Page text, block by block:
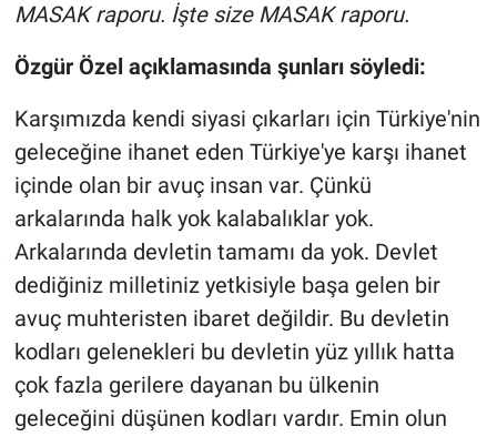
MASAK raporu. İşte size MASAK raporu.
Özgür Özel açıklamasında şunları söyledi:
Karşımızda kendi siyasi çıkarları için Türkiye'nin
geleceğine ihanet eden Türkiye'ye karşı ihanet
içinde olan bir avuç insan var. Çünkü
arkalarında halk yok kalabalıklar yok.
Arkalarında devletin tamamı da yok. Devlet
dediğiniz milletiniz yetkisiyle başa gelen bir
avuç muhteristen ibaret değildir. Bu devletin
kodları gelenekleri bu devletin yüz yıllık hatta
çok fazla gerilere dayanan bu ülkenin
geleceğini düşünen kodları vardır. Emin olun